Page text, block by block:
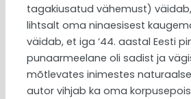
tagakiusatud vähemust)
lihtsalt oma ninaesisest
väidab, et iga ‘44. aastal Eesti
punaarmeelane oli sadist ja
mõtlevates inimestes
autor vihjab ka oma